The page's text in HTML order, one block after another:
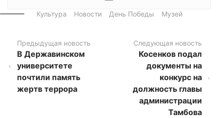
Культура Новости День Победы Музей
Предыдущая новость
В Державинском
университете
почтили память
жертв террора
Следующая новость
Косенков подал
документы на
конкурс на
должность главы
администрации
Тамбова